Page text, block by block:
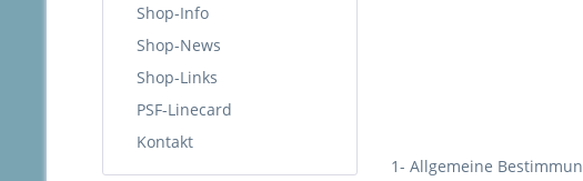
Shop-Info
Shop-News
Shop-Links
PSF-Linecard
Kontakt
1- Allgemeine